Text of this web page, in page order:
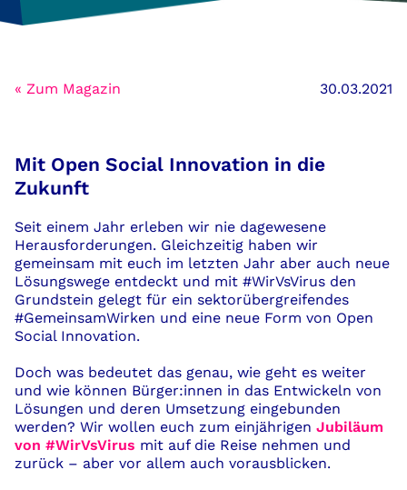
« Zum Magazin 30.03.2021
Mit Open Social Innovation in die
Zukunft
Seit einem Jahr erleben wir nie dagewesene
Herausforderungen. Gleichzeitig haben wir
gemeinsam mit euch im letzten Jahr aber auch neue
Lösungswege entdeckt und mit #WirVsVirus den
Grundstein gelegt für ein sektorübergreifendes
#GemeinsamWirken und eine neue Form von Open
SocialInnovation.
Doch was bedeutet das genau, wie geht es weiter
und wie können Bürger:innen in das Entwickeln von
Lösungen und deren Umsetzung eingebunden
werden? Wir wollen euch zum einjährigen Jubiläum
von #WirVsVirus mit auf die Reise nehmen und
zurück – aber vor allem auch vorausblicken.